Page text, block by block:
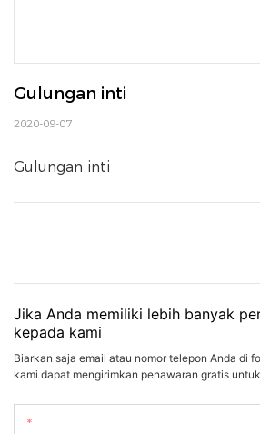
Gulungan inti
2020-09-07
Gulungan inti
Jika Anda memiliki lebih banyak
kepada kami
Biarkan saja email atau nomor telepon Anda di
kami dapat mengirimkan penawaran gratis